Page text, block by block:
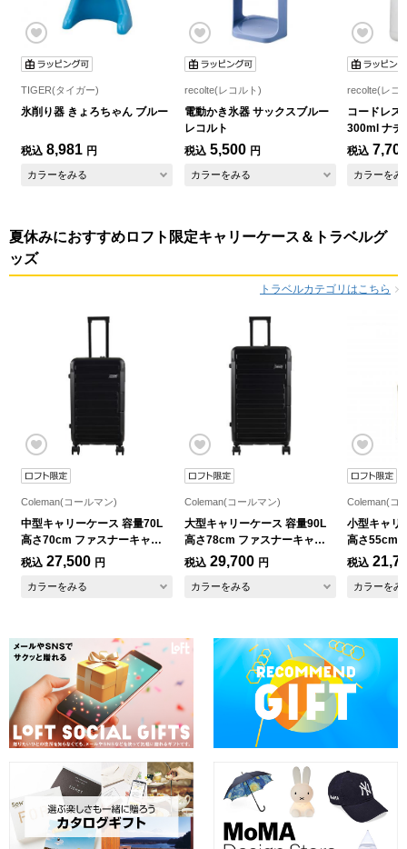
TIGER(タイガー)
氷削り器 きょろちゃん ブルー
税込 8,981 円
カラーをみる
recolte(レコルト)
電動かき氷器 サックスブルー
レコルト
税込 5,500 円
カラーをみる
recolte(レコ
コードレス
300ml ナチ
コルト
税込
カラーをみ
夏休みにおすすめロフト限定キャリーケース＆トラベルグ
ッズ
トラベルカテゴリはこちら
Coleman(コールマン)
中型キャリーケース 容量70L
高さ70cm ファスナーキャリ
ーケース 縦型 ブラック コール
税込 27,500 円
カラーをみる
Coleman(コールマン)
大型キャリーケース 容量90L
高さ78cm ファスナーキャリ
ーケース 縦型 ブラック コール
税込 29,700 円
カラーをみる
Coleman(コ
小型キャリ
高さ55cm
ーケース
税込
カラーをみ